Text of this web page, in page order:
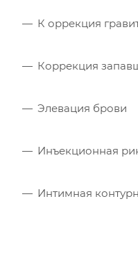
К оррекция
Коррекция
Элевация брови
Инъекционная
Интимная